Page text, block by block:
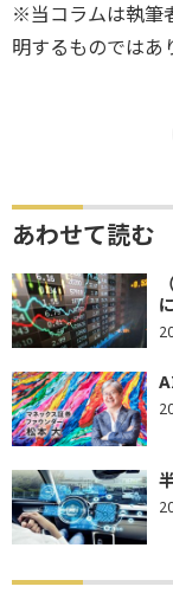
※当コラムは執筆
明するものではあ
あわせて読む